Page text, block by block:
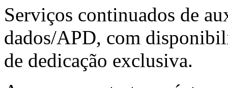
Serviços continuados de
dados/APD, com
de dedicação exclusiva.